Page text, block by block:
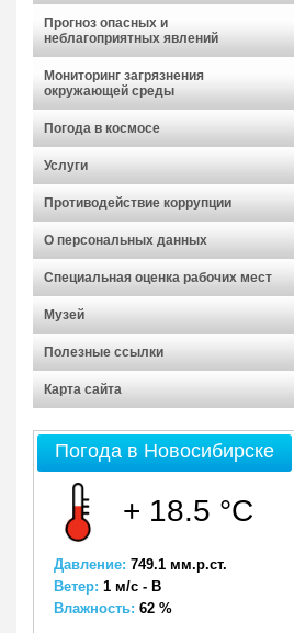
Прогноз опасных и
неблагоприятных явлений
Мониторинг загрязнения
окружающей среды
Погода в космосе
Услуги
Противодействие коррупции
О персональных данных
Специальная оценка рабочих мест
Музей
Полезные ссылки
Карта сайта
Погода в Новосибирске
+ 18.5 °C
Давление: 749.1 мм.р.ст.
Ветер: 1 м/с - В
Влажность: 62 %